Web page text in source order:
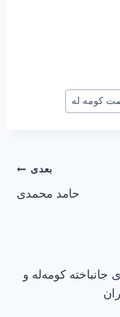
کومه له
بعدی
حامد محمدی
جانباخته کومه‌له و